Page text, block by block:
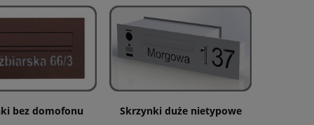
bez domofonu Skrzynki duże nietypowe